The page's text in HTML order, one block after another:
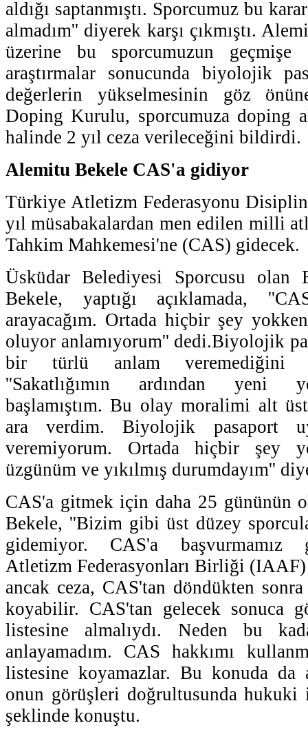
aldığı saptanmıştı. Sporcumuz bu
almadım'' diyerek karşı çıkmıştı.
üzerine bu sporcumuzun
araştırmalar sonucunda biyolojik
değerlerin yükselmesinin göz
Doping Kurulu, sporcumuza doping
halinde 2 yıl ceza verileceğini bildirdi.
Alemitu Bekele CAS'a gidiyor
Türkiye Atletizm Federasyonu
yıl müsabakalardan men edilen milli
Tahkim Mahkemesi'ne (CAS) gidecek.
Üsküdar Belediyesi Sporcusu olan
Bekele, yaptığı açıklamada,
arayacağım. Ortada hiçbir şey
oluyor anlamıyorum'' dedi.Biyolojik
bir türlü anlam veremediğini
''Sakatlığımın ardından yeni
başlamıştım. Bu olay moralimi alt
ara verdim. Biyolojik pasaport
veremiyorum. Ortada hiçbir şey
üzgünüm ve yıkılmış durumdayım''
CAS'a gitmek için daha 25 gününün
Bekele, ''Bizim gibi üst düzey
gidemiyor. CAS'a başvurmamız
Atletizm Federasyonları Birliği
ancak ceza, CAS'tan döndükten
koyabilir. CAS'tan gelecek sonuca
listesine almalıydı. Neden bu
anlayamadım. CAS hakkımı
listesine koyamazlar. Bu konuda da
onun görüşleri doğrultusunda hukuki
şeklinde konuştu.